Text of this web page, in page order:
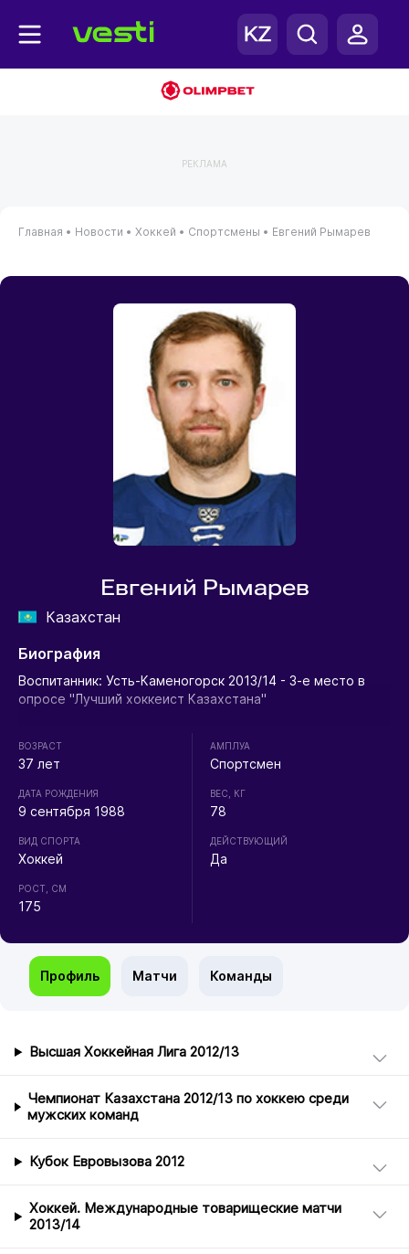
РЕКЛАМА
Главная • Новости • Хоккей • Спортсмены • Евгений Рымарев
Евгений Рымарев
Казахстан
Биография
Воспитанник: Усть-Каменогорск 2013/14 - 3-е место в
опросе "Лучший хоккеист Казахстана"
ВОЗРАСТ
37 лет
ДАТА РОЖДЕНИЯ
9 сентября 1988
ВИД СПОРТА
Хоккей
РОСТ, СМ
175
АМПЛУА
Спортсмен
ВЕС, КГ
78
ДЕЙСТВУЮЩИЙ
Да
Профиль Матчи Команды
Высшая Хоккейная Лига 2012/13
Чемпионат Казахстана 2012/13 по хоккею среди
мужских команд
Кубок Евровызова 2012
Хоккей. Международные товарищеские матчи
2013/14